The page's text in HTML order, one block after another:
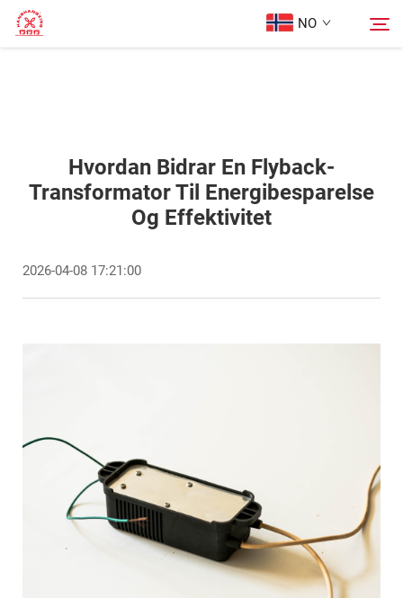
NO
Produkter
Tilfeller
Hvordan Bidrar En Flyback-
Transformator Til Energibesparelse
Og Effektivitet
2026-04-08 17:21:00